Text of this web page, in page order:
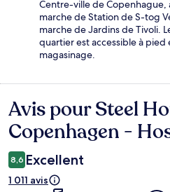
Centre-ville de Copenhague,
marche de Station de S-tog
marche de Jardins de Tivoli.
quartier est accessible à
magasinage.
Avis
Avis pour Steel
Copenhagen -
8,6 Excellent
1 011 avis